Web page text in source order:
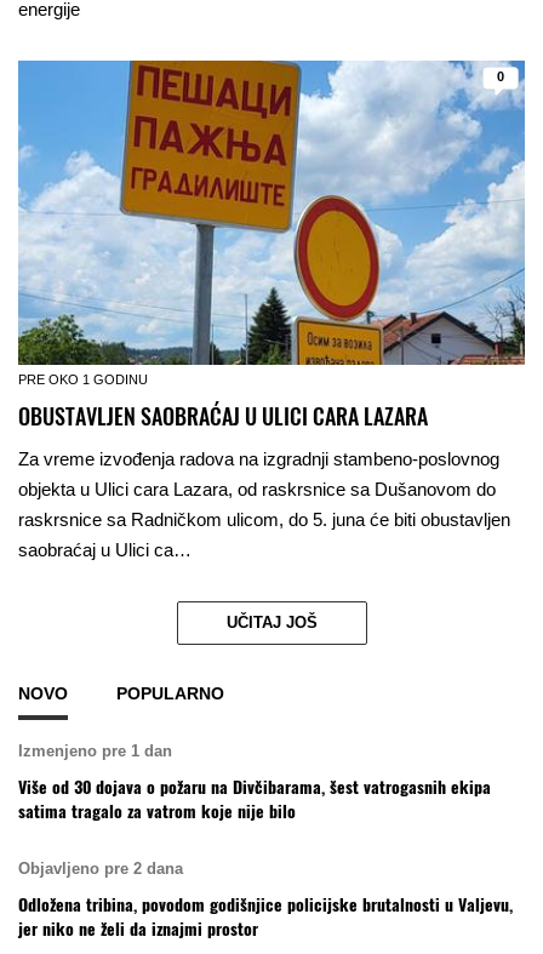
energije
0
PRE OKO 1 GODINU
OBUSTAVLJEN SAOBRAĆAJ U ULICI CARA LAZARA
Za vreme izvođenja radova na izgradnji stambeno-poslovnog
objekta u Ulici cara Lazara, od raskrsnice sa Dušanovom do
raskrsnice sa Radničkom ulicom, do 5. juna će biti obustavljen
saobraćaj u Ulici ca…
UČITAJ JOŠ
NOVO POPULARNO
Izmenjeno pre 1 dan
Više od 30 dojava o požaru na Divčibarama, šest vatrogasnih ekipa
satima tragalo za vatrom koje nije bilo
Objavljeno pre 2 dana
Odložena tribina, povodom godišnjice policijske brutalnosti u Valjevu,
jer niko ne želi da iznajmi prostor